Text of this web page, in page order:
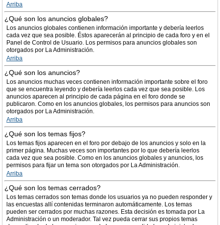
Arriba
¿Qué son los anuncios globales?
Los anuncios globales contienen información importante y debería leerlos
cada vez que sea posible. Éstos aparecerán al principio de cada foro y en el
Panel de Control de Usuario. Los permisos para anuncios globales son
otorgados por La Administración.
Arriba
¿Qué son los anuncios?
Los anuncios muchas veces contienen información importante sobre el foro
que se encuentra leyendo y debería leerlos cada vez que sea posible. Los
anuncios aparecen al principio de cada página en el foro donde se
publicaron. Como en los anuncios globales, los permisos para anuncios son
otorgados por La Administración.
Arriba
¿Qué son los temas fijos?
Los temas fijos aparecen en el foro por debajo de los anuncios y solo en la
primer página. Muchas veces son importantes por lo que debería leerlos
cada vez que sea posible. Como en los anuncios globales y anuncios, los
permisos para fijar un tema son otorgados por La Administración.
Arriba
¿Qué son los temas cerrados?
Los temas cerrados son temas donde los usuarios ya no pueden responder y
las encuestas allí contenidas terminaron automáticamente. Los temas
pueden ser cerrados por muchas razones. Esta decisión es tomada por La
Administración o un moderador. Tal vez pueda cerrar sus propios temas